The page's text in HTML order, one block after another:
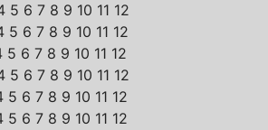
5 6 7 8 9 10 11 12
5 6 7 8 9 10 11 12
5 6 7 8 9 10 11 12
5 6 7 8 9 10 11 12
5 6 7 8 9 10 11 12
5 6 7 8 9 10 11 12